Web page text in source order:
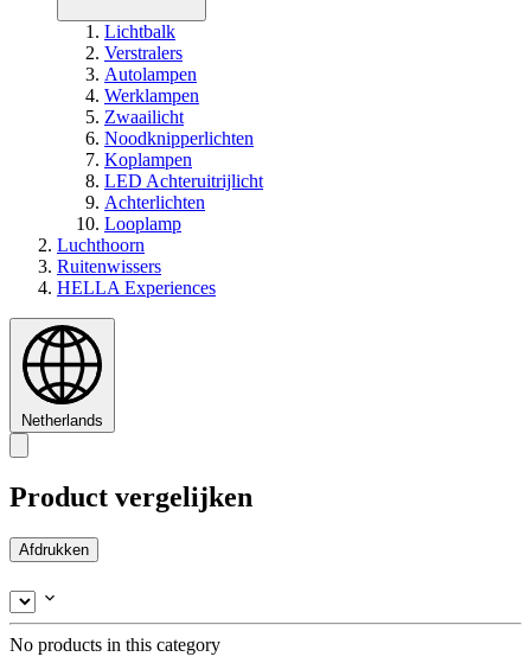
Lichtbalk
Verstralers
Autolampen
Werklampen
Zwaailicht
Noodknipperlichten
Koplampen
LED Achteruitrijlicht
Achterlichten
Looplamp
Luchthoorn
Ruitenwissers
HELLA Experiences
Netherlands
Product vergelijken
Afdrukken
No products in this category